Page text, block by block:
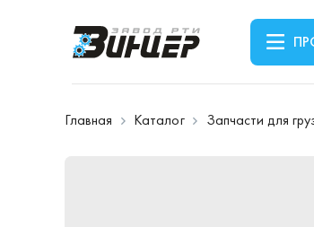
Главная Каталог Запчасти для